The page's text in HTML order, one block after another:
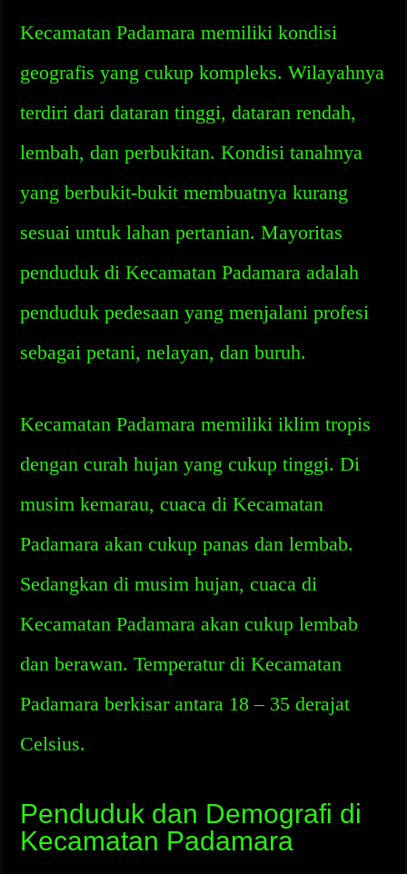
Kecamatan Padamara memiliki kondisi
geografis yang cukup kompleks. Wilayahnya
terdiri dari dataran tinggi, dataran rendah,
lembah, dan perbukitan. Kondisi tanahnya
yang berbukit-bukit membuatnya kurang
sesuai untuk lahan pertanian. Mayoritas
penduduk di Kecamatan Padamara adalah
penduduk pedesaan yang menjalani profesi
sebagai petani, nelayan, dan buruh.
Kecamatan Padamara memiliki iklim tropis
dengan curah hujan yang cukup tinggi. Di
musim kemarau, cuaca di Kecamatan
Padamara akan cukup panas dan lembab.
Sedangkan di musim hujan, cuaca di
Kecamatan Padamara akan cukup lembab
dan berawan. Temperatur di Kecamatan
Padamara berkisar antara 18 – 35 derajat
Celsius.
Penduduk dan Demografi di
Kecamatan Padamara